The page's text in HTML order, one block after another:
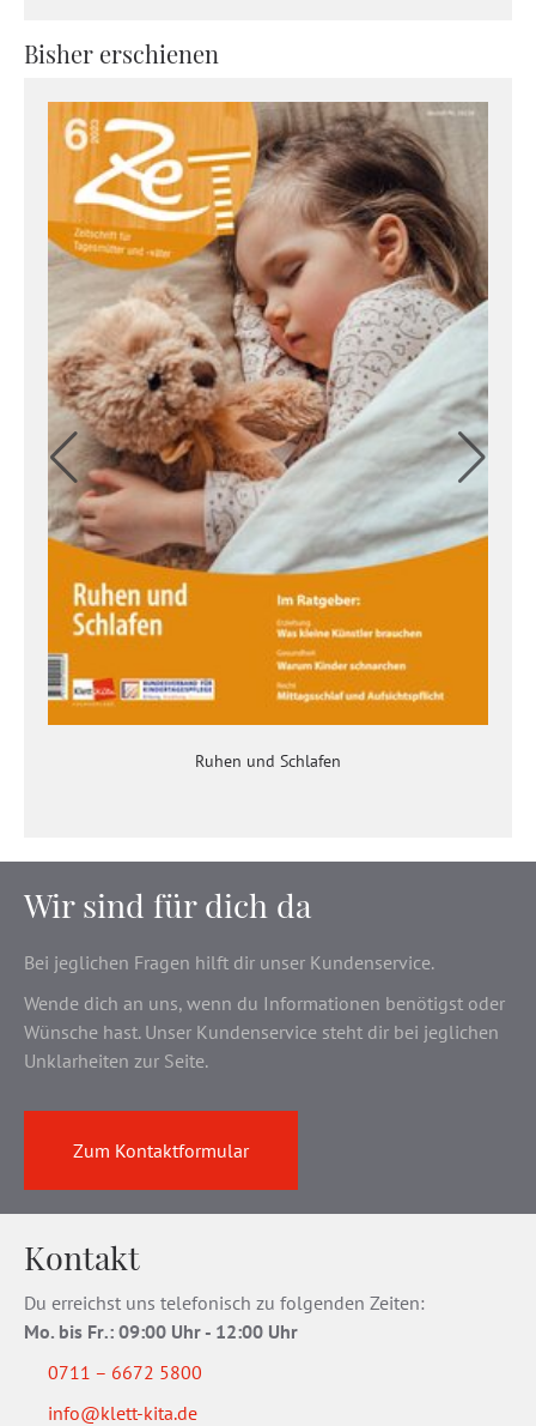
Bisher erschienen
Ruhen und Schlafen
Wir sind für dich da
Bei jeglichen Fragen hilft dir unser Kundenservice.
Wende dich an uns, wenn du Informationen benötigst oder
Wünsche hast. Unser Kundenservice steht dir bei jeglichen
Unklarheiten zur Seite.
Zum Kontaktformular
Kontakt
Du erreichst uns telefonisch zu folgenden Zeiten:
Mo. bis Fr.: 09:00 Uhr - 12:00 Uhr
0711 – 6672 5800
info@klett-kita.de